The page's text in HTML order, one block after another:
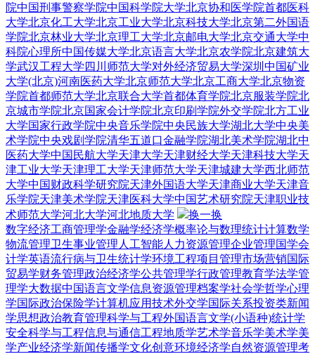
院中国刑事警察学院中国科学院大学北京协和医学院首都医科
大学北京化工大学北京工业大学北京科技大学北京第二外国语
学院北京林业大学北京理工大学北京邮电大学北京交通大学中
科院心理所中国传媒大学北京语言大学北京农学院北京建筑大
学武汉工程大学 四川师范大学对外经济贸易大学深圳 中国矿业
大学(北京)河南医药大学北京师范大学北京工商大学北京物资
学院首都师范大学北京联合大学首都体育学院北京服装学院北
京城市学院北京国家会计学院北京印刷学院外交学院北方工业
大学国家行政学院中央音乐学院中央民族大学湖北大学中央美
术学院中央戏剧学院清华五道口金融学院湖北美术学院湖北中
医药大学中国民航大学天津大学天津财经大学天津科技大学天
津工业大学天津理工大学天津师范大学天津城建大学西北师范
大学中国财政科学研究院天津外国语大学天津商业大学天津音
乐学院天津美术学院天津医科大学中国艺术研究院天津职业技
术师范大学河北大学河北地质大学
换一换
数字经济工商管理学金融学经济学概率论与数理统计计算数学
物流管理卫生事业管理 人工智能人力资源管理企业管理国学会
计学英语流行病与卫生统计学环境工程项目管理市场营销国际
贸易学财务管理政治经济学公共管理学行政管理教育学法学管
理学大数据中国语言文学信息资源管理档案学社会学哲学心理
学国际政治保险学计算机应用技术外交学国际关系投资类新闻
学思想政治教育管理科学与工程外国语言文学(小语种)统计学
安全科学与工程信息与通信工程地质学艺术学音乐学美术学美
学产业经济学新闻传播学文化创意环境经济学自然资源管理考